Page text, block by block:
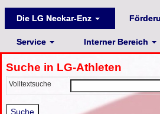
Die LG Neckar-Enz
Service Interner Bereich
Suche in LG-Athleten
Volltextsuche